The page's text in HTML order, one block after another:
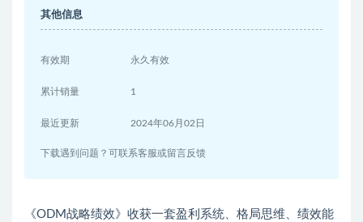
其他信息
有效期 永久有效
累计销量 1
最近更新 2024年06月02日
下载遇到问题？可联系客服或留言反馈
《ODM战略绩效》收获一套盈利系统、格局思维、绩效能